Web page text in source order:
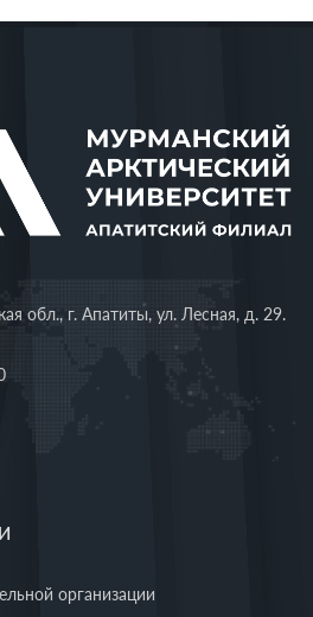
обл., г. Апатиты, ул. Лесная, д. 29.
организации